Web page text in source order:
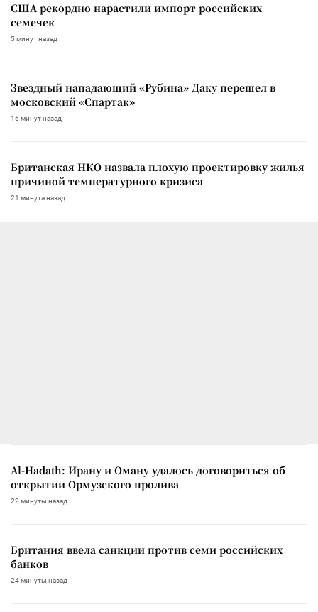
США рекордно нарастили импорт российских
семечек
5 минут назад
Звездный нападающий «Рубина» Даку перешел в
московский «Спартак»
16 минут назад
Британская НКО назвала плохую проектировку жилья
причиной температурного кризиса
21 минута назад
Al-Hadath: Ирану и Оману удалось договориться об
открытии Ормузского пролива
22 минуты назад
Британия ввела санкции против семи российских
банков
24 минуты назад